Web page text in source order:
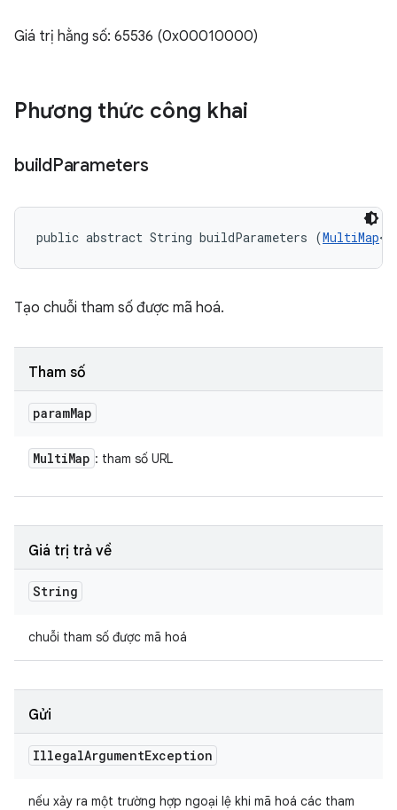
Giá trị hằng số: 65536 (0x00010000)
Phương thức công khai
buildParameters
public abstract String buildParameters (MultiMap
Tạo chuỗi tham số được mã hoá.
Tham số
paramMap
MultiMap : tham số URL
Giá trị trả về
String
chuỗi tham số được mã hoá
Gửi
IllegalArgumentException
nếu xảy ra một trường hợp ngoại lệ khi mã hoá các tham